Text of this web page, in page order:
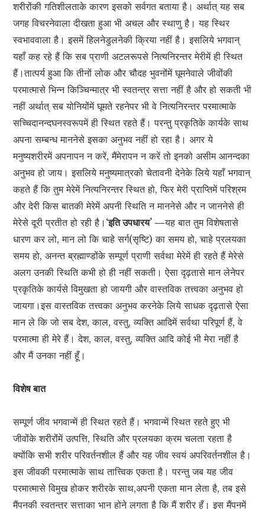
शरीरोंकी गतिशीलताके कारण इसको सर्वगत बताया है। अर्थात् यह सब
जगह विचरनेवाला दीखता हुआ भी अचल और स्थाणु है। यह स्थिर
स्वभाववाला है। इसमें हिलनेडुलनेकी क्रिया नहीं है। इसलिये भगवान्
यहाँ कह रहे हैं कि सब प्राणी अटलरूपसे नित्यनिरन्तर मेरीमें ही स्थित
हैं।तात्पर्य हुआ कि तीनों लोक और चौदह भुवनोंमें घूमनेवाले जीवोंकी
परमात्मासे भिन्न किञ्चिन्मात्र भी स्वतन्त्र सत्ता नहीं है और हो सकती भी
नहीं अर्थात् सब योनियोंमें घूमते रहनेपर भी वे नित्यनिरन्तर परमात्माके
सच्चिदानन्दघनस्वरूपमें ही स्थित रहते हैं। परन्तु प्रकृतिके कार्यके साथ
अपना सम्बन्ध माननेसे इसका अनुभव नहीं हो रहा है। अगर ये
मनुष्यशरीरमें अपनापन न करें, मैंमेरापन न करें तो इनको असीम आनन्दका
अनुभव हो जाय। इसलिये मनुष्यमात्रको चेतावनी देनेके लिये यहाँ भगवान्
कहते हैं कि तुम मेरेमें नित्यनिरन्तर स्थित हो, फिर मेरी प्राप्तिमें परिश्रम
और देरी किस बातकी मेरेमें अपनी स्थिति न माननेसे और न जाननेसे ही
मेरेसे दूरी प्रतीत हो रही है। ‘इति उपधारय’ —यह बात तुम विशेषतासे
धारण कर लो, मान लो कि चाहे सर्ग(सृष्टि) का समय हो, चाहे प्रलयका
समय हो, अनन्त ब्रह्माण्डोंके सम्पूर्ण प्राणी सर्वथा मेरेमें ही रहते हैं मेरेसे
अलग उनकी स्थिति कभी हो ही नहीं सकती। ऐसा दृढ़तासे मान लेनेपर
प्रकृतिके कार्यसे विमुखता हो जायगी और वास्तविक तत्त्वका अनुभव हो
जायगा।इस वास्तविक तत्त्वका अनुभव करनेके लिये साधक दृढ़तासे ऐसा
मान ले कि जो सब देश, काल, वस्तु, व्यक्ति आदिमें सर्वथा परिपूर्ण हैं, वे
परमात्मा ही मेरे हैं। देश, काल, वस्तु, व्यक्ति आदि कोई भी मेरा नहीं है
और मैं उनका नहीं हूँ।
विशेष बात
सम्पूर्ण जीव भगवान्में ही स्थित रहते हैं। भगवान्में स्थित रहते हुए भी
जीवोंके शरीरोंमें उत्पत्ति, स्थिति और प्रलयका क्रम चलता रहता है
क्योंकि सभी शरीर परिवर्तनशील हैं और यह जीव स्वयं अपरिवर्तनशील है।
इस जीवकी परमात्माके साथ तात्त्विक एकता है। परन्तु जब यह जीव
परमात्मासे विमुख होकर शरीरके साथ,अपनी एकता मान लेता है, तब इसे
मैंपनकी स्वतन्त्र सत्ताका भान होने लगता है कि मैं शरीर हूँ। इस मैंपनमें